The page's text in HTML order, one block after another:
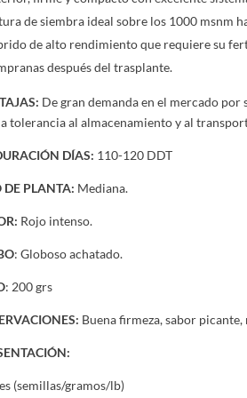
de siembra ideal sobre los 1000 msnm
de alto rendimiento que requiere su
después del trasplante.
De gran demanda en el mercado
tolerancia al almacenamiento y al
DÍAS: 110-120 DDT
DE PLANTA: Mediana.
Rojo intenso.
: Globoso achatado.
: 200 grs
Buena firmeza, sabor picante,
(semillas/gramos/lb)